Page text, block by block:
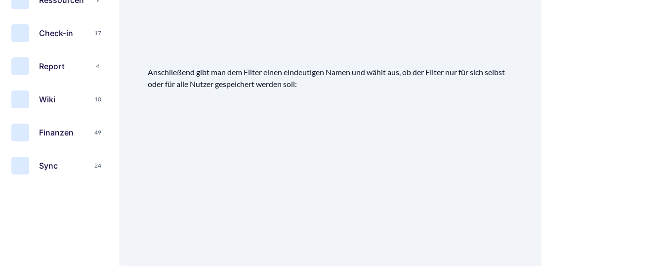
Check-in 17
Report 4
Wiki 10
Finanzen 49
Sync 24
Anschließend gibt man dem Filter einen eindeutigen Namen und wählt aus, ob der Filter nur für sich selbst
oder für alle Nutzer gespeichert werden soll: